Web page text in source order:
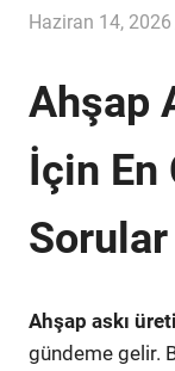
Haziran 14, 2026
Ahşap
İçin En
Sorular
Ahşap askı
gündeme gelir.